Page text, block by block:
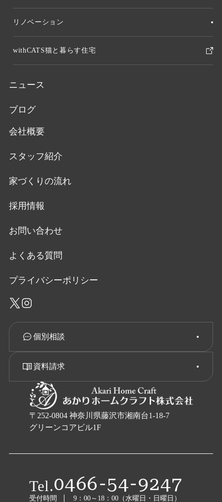
正常にできない場合がありますのでご注意下さい。
Google を含む第三者配信事業者は Cookieを使用し
広告を配信することがあります。Google広告また
は、Network Advertising Initiative のオプトアウトペー
による Cookieの使用を無効にできます。
著作権について
転載・無断使用を固く禁じます。
む）に関する著作権は、特別の記載がない限り、す
ホームページをご利用いただく際には、非営利目的
およびお客様内部の使用に限り、これらの文書を複
文書に当社の著作権の表示がされている場合は、当
該著作権の表示を付したまま複製していただくこと
が必要です。営利目的による複製、あるいは翻訳、
有線送信等、上記以外の著作権法上の利用はできま
せんので、ご注意ください。
各条項に定める事項については、免責されるものと
します。
〒252-0804 神奈川県藤沢市湘南台1-18-7
グリーンコアビル1F
リノベーション
withCATS猫と暮らす住宅
ニュース
ブログ
会社概要
スタッフ紹介
家づくりの流れ
採用情報
お問い合わせ
よくある質問
プライバシーポリシー
個別相談
資料請求
Tel.0466-54-9247
受付時間 9：00～18：00（水曜日・日曜日）